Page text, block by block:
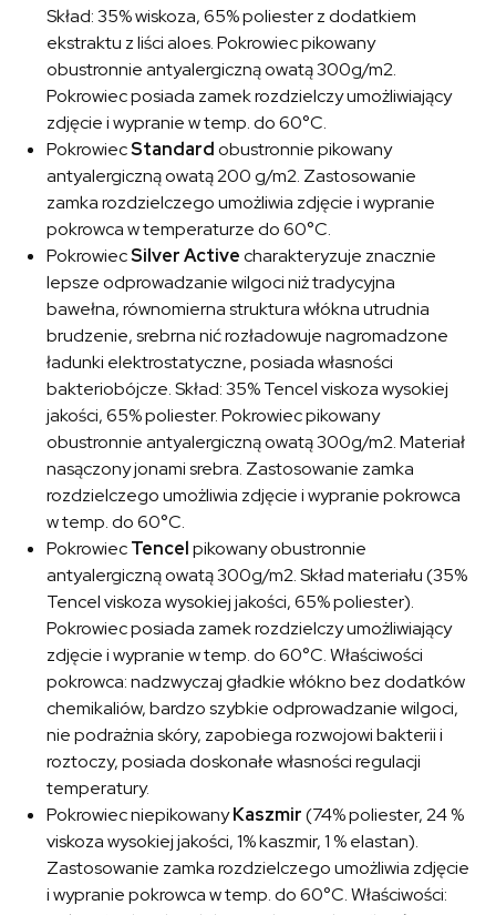
Skład: 35% wiskoza, 65% poliester z dodatkiem
ekstraktu z liści aloes. Pokrowiec pikowany
obustronnie antyalergiczną owatą 300g/m2.
Pokrowiec posiada zamek rozdzielczy umożliwiający
zdjęcie i wypranie w temp. do 60°C.
PokrowiecStandardobustronnie pikowany
antyalergiczną owatą 200 g/m2. Zastosowanie
zamka rozdzielczego umożliwia zdjęcie i wypranie
pokrowca w temperaturze do 60°C.
PokrowiecSilver Activecharakteryzuje znacznie
lepsze odprowadzanie wilgoci niż tradycyjna
bawełna, równomierna struktura włókna utrudnia
brudzenie, srebrna nić rozładowuje nagromadzone
ładunki elektrostatyczne, posiada własności
bakteriobójcze. Skład: 35% Tencel viskoza wysokiej
jakości, 65% poliester. Pokrowiec pikowany
obustronnie antyalergiczną owatą 300g/m2. Materiał
nasączony jonami srebra. Zastosowanie zamka
rozdzielczego umożliwia zdjęcie i wypranie pokrowca
w temp. do 60°C.
PokrowiecTencelpikowany obustronnie
antyalergiczną owatą 300g/m2. Skład materiału (35%
Tencel viskoza wysokiej jakości, 65% poliester).
Pokrowiec posiada zamek rozdzielczy umożliwiający
zdjęcie i wypranie w temp. do 60°C. Właściwości
pokrowca: nadzwyczaj gładkie włókno bez dodatków
chemikaliów, bardzo szybkie odprowadzanie wilgoci,
nie podrażnia skóry, zapobiega rozwojowi bakterii i
roztoczy, posiada doskonałe własności regulacji
temperatury.
Pokrowiec niepikowanyKaszmir(74% poliester, 24 %
viskoza wysokiej jakości, 1% kaszmir, 1 % elastan).
Zastosowanie zamka rozdzielczego umożliwia zdjęcie
i wypranie pokrowca w temp. do 60°C. Właściwości: